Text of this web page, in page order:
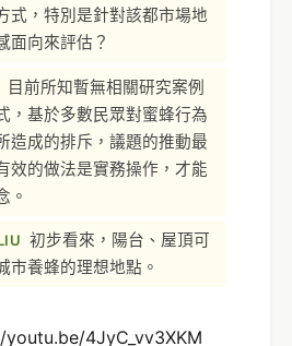
式，特別是針對該都市場地
面向來評估？
目前所知暫無相關研究案例
，基於多數民眾對蜜蜂行為
造成的排斥，議題的推動最
效的做法是實務操作，才能
。
初步看來，陽台、屋頂可
市養蜂的理想地點。
4JyC_vv3XKM